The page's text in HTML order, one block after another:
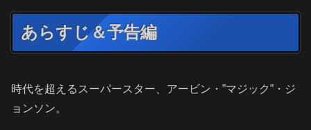
あらすじ＆予告編
時代を超えるスーパースター、アービン・”マジック”・ジ
ョンソン。